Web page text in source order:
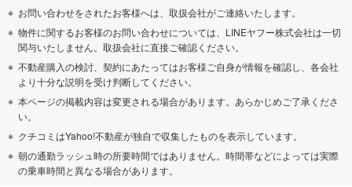
お問い合わせをされたお客様へは、取扱会社がご連絡いたします。
物件に関するお客様のお問い合わせについては、LINEヤフー株式会社は一切
関与いたしません。取扱会社に直接ご確認ください。
不動産購入の検討、契約にあたってはお客様ご自身が情報を確認し、各会社
より十分な説明を受け判断してください。
本ページの掲載内容は変更される場合があります。あらかじめご了承くださ
い。
クチコミはYahoo!不動産が独自で収集したものを表示しています。
朝の通勤ラッシュ時の所要時間ではありません。時間帯などによっては実際
の乗車時間と異なる場合があります。